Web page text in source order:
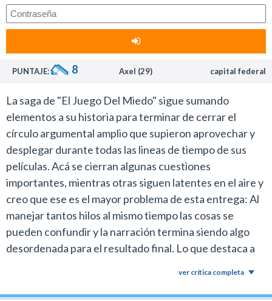
Tobin Bell brindó una serie de interpretaciones
espectaculares y la muerte de su personaje es muy
ver Duro de Matar sin Bruce Willis o Piratas del Caribe
Las mejores escenas de la quinta entrega son las que
aparece nuestro asistente social favorito a través de
flashbacks.
Acá viene el tema. Creo que no pueden seguir
estirando más la serie con flashbacks y queda claro en
este film que Hoffman no es lo suficientemente
atractivo como para seguir alargando la trama por
mucho más tiempo.
La dirección de la nueva entrega estuvo a cargo de
David Hackl, quien ya estaba vinculado a la familia SAW
como diseñador de producción de los episodios 2, 3 y 4.
PUNTAJE: 8 Axel (29) capital federal
La saga de "El Juego Del Miedo" sigue sumando
elementos a su historia para terminar de cerrar el
círculo argumental amplio que supieron aprovechar y
desplegar durante todas las lineas de tiempo de sus
películas. Acá se cierran algunas cuestiones
importantes, mientras otras siguen latentes en el aire y
creo que ese es el mayor problema de esta entrega: Al
manejar tantos hilos al mismo tiempo las cosas se
pueden confundir y la narración termina siendo algo
desordenada para el resultado final. Lo que destaca a
historia redonda. A los tropezones, sí, pero se nota un
ver crítica completa